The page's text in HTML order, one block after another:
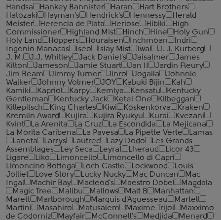
Handsa
Hankey Bannister Haran
Hart Brothers
Hatozaki
Hayman's Hendrick's Hennessy
Herald
Meister
Herencia de Plata Heriose Hibiki
High
Commissioner
Highland Mist Hinch Hine
Holy Gun
Holy Land
Hoppers Houraisen Inchmoan
Indri
Ingenio Manacas
Iseo Islay Mist Iwai
J. J. Kurberg
J. M.
J.J. Whitley Jack Daniel's Jaisalmer
James
Kilton
Jameson Jamie Stuart Jan II
Jardin Fleury
Jim Beam
Jimmy Turner Jinro Jogaila
Johnnie
Walker
Johnny Volmer JOY Kabuki Bijin
Kah
Kamiki
Kapriol Karpy Kemlya Kensatu
Kentucky
Gentleman
Kentucky Jack Ketel One
Kilbeggan
Killepitsch
King Charles Kiwi Koskenkorva
Kraken
Kremlin Award
Kujira Kujira Ryukyu Kurai
Kvezani
Kvint
La Arenita La Cruz La Escondida
La Mejicana
La Morita Caribena
La Pavesa La Pipette Verte
Lamas
Laneta
Larrys Lautrec Lazy Dodo
Les Grands
Assemblages
Ley Seca Leyrat Lheraud
Licor 43
Ligare
Liko Limoncello
Limoncello di Capri
Limoncino Bottega
Loch Castle Lockwood
Louis
Jolliet
Love Story Lucky Nucky Mac Duncan
Mac
Ingal
Machir Bay Macleod's Maestro Dobel
Magdala
Magic Tree
Malibu Mallows Malt B
Manhattan
Marett
Marlborough Marquis d'Aguesseau
Martell
Martini
Masahiro Matusalem Maxime Trijol
Maxximo
de Codorniz
Mayfair McConnell's Medjida
Menard